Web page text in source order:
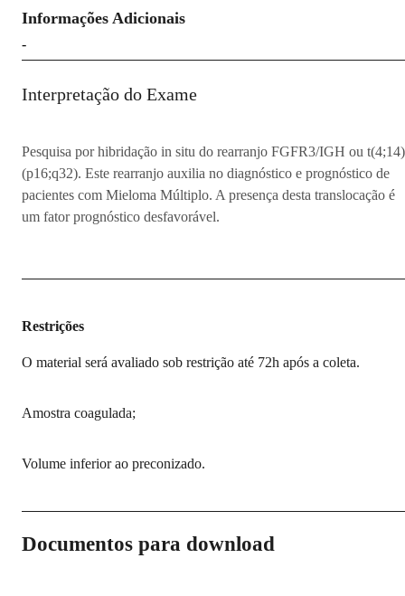
Informações Adicionais
-
Interpretação do Exame
Pesquisa por hibridação in situ do rearranjo FGFR3/IGH ou t(4;14)
(p16;q32). Este rearranjo auxilia no diagnóstico e prognóstico de
pacientes com Mieloma Múltiplo. A presença desta translocação é
um fator prognóstico desfavorável.
Restrições
O material será avaliado sob restrição até 72h após a coleta.
Amostra coagulada;
Volume inferior ao preconizado.
Documentos para download